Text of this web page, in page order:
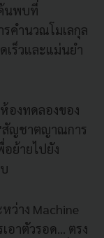
นพบที่
คำนวณโมเลกุล
ร็วและแม่นยำ
องทดลองของ
"สัญชาตญาณการ
อย้ายไปยัง
ว่าง Machine
าตัวรอด... ตรง